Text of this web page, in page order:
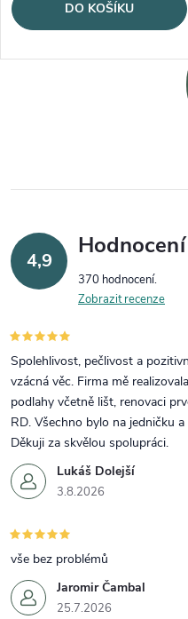
DO KOŠÍKU
4,9
370 hodnocení
Zobrazit recenze
Lukáš Dolejší
3.8.2026
Spolehlivost, pečlivost a
vzácná věc. Firma mě
podlahy včetně lišt, renovaci
RD. Všechno bylo na jedničku
Děkuji za skvělou spolupráci.
Jaromir Čambal
25.7.2026
vše bez problémů